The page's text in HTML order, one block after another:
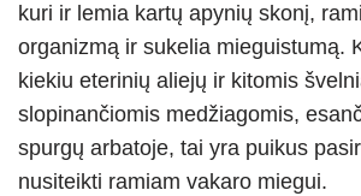
kuri ir lemia kartų apynių skonį,
organizmą ir sukelia mieguistumą.
kiekiu eterinių aliejų ir kitomis
slopinančiomis medžiagomis,
spurgų arbatoje, tai yra puikus
nusiteikti ramiam vakaro miegui.